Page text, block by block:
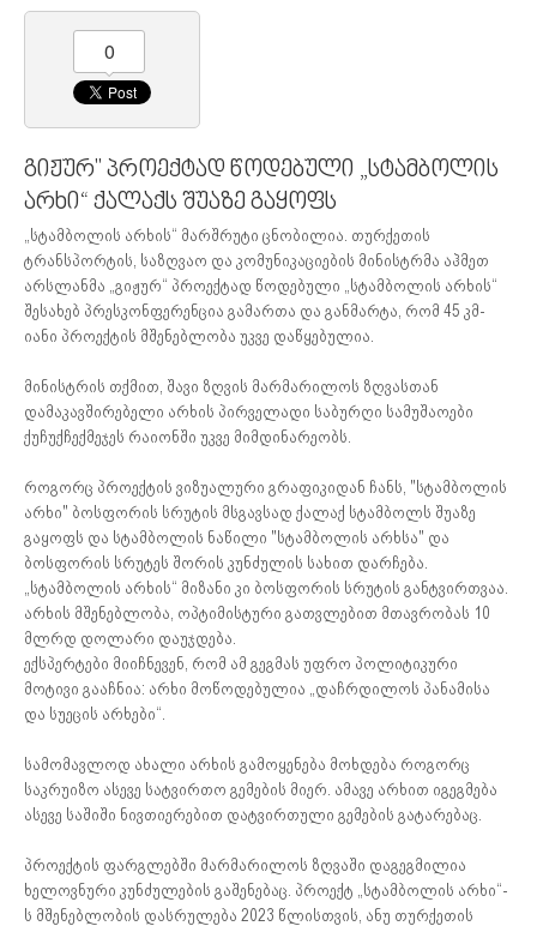
0
გიჟურ" პროექტად წოდებული „სტამბოლის
არხი“ ქალაქს შუაზე გაყოფს
„სტამბოლის არხის“ მარშრუტი ცნობილია. თურქეთის
ტრანსპორტის, საზღვაო და კომუნიკაციების მინისტრმა აჰმეთ
არსლანმა „გიჟურ“ პროექტად წოდებული „სტამბოლის არხის“
შესახებ პრესკონფერენცია გამართა და განმარტა, რომ 45 კმ-
იანი პროექტის მშენებლობა უკვე დაწყებულია.
მინისტრის თქმით, შავი ზღვის მარმარილოს ზღვასთან
დამაკავშირებელი არხის პირველადი საბურღი სამუშაოები
ქუჩუქჩექმეჯეს რაიონში უკვე მიმდინარეობს.
როგორც პროექტის ვიზუალური გრაფიკიდან ჩანს, "სტამბოლის
არხი" ბოსფორის სრუტის მსგავსად ქალაქ სტამბოლს შუაზე
გაყოფს და სტამბოლის ნაწილი "სტამბოლის არხსა" და
ბოსფორის სრუტეს შორის კუნძულის სახით დარჩება.
„სტამბოლის არხის“ მიზანი კი ბოსფორის სრუტის განტვირთვაა.
არხის მშენებლობა, ოპტიმისტური გათვლებით მთავრობას 10
მლრდ დოლარი დაუჯდება.
ექსპერტები მიიჩნევენ, რომ ამ გეგმას უფრო პოლიტიკური
მოტივი გააჩნია: არხი მოწოდებულია „დაჩრდილოს პანამისა
და სუეცის არხები“.
სამომავლოდ ახალი არხის გამოყენება მოხდება როგორც
საკრუიზო ასევე სატვირთო გემების მიერ. ამავე არხით იგეგმება
ასევე საშიში ნივთიერებით დატვირთული გემების გატარებაც.
პროექტის ფარგლებში მარმარილოს ზღვაში დაგეგმილია
ხელოვნური კუნძულების გაშენებაც. პროექტ „სტამბოლის არხი“-
ს მშენებლობის დასრულება 2023 წლისთვის, ანუ თურქეთის